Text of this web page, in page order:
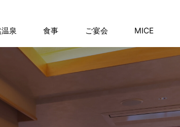
泉 食事 ご宴会 MICE